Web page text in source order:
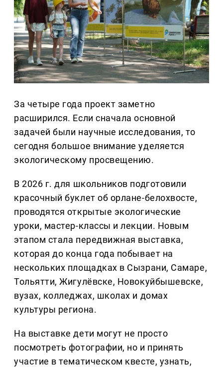
За четыре года проект заметно
расширился. Если сначала основной
задачей были научные исследования, то
сегодня большое внимание уделяется
экологическому просвещению.
В 2026 г. для школьников подготовили
красочный буклет об орлане-белохвосте,
проводятся открытые экологические
уроки, мастер-классы и лекции. Новым
этапом стала передвижная выставка,
которая до конца года побывает на
нескольких площадках в Сызрани, Самаре,
Тольятти, Жигулёвске, Новокуйбышевске,
вузах, колледжах, школах и домах
культуры региона.
На выставке дети могут не просто
посмотреть фотографии, но и принять
участие в тематическом квесте, узнать,